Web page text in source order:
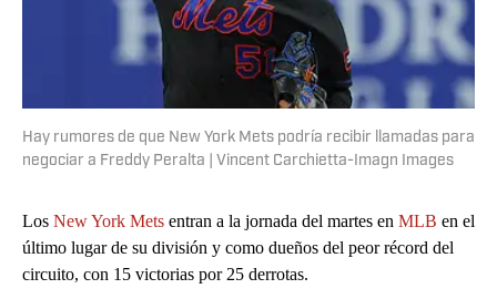
Hay rumores de que New York Mets podría recibir llamadas para
negociar a Freddy Peralta | Vincent Carchietta-Imagn Images
Los New York Mets entran a la jornada del martes en MLB en el
último lugar de su división y como dueños del peor récord del
circuito, con 15 victorias por 25 derrotas.